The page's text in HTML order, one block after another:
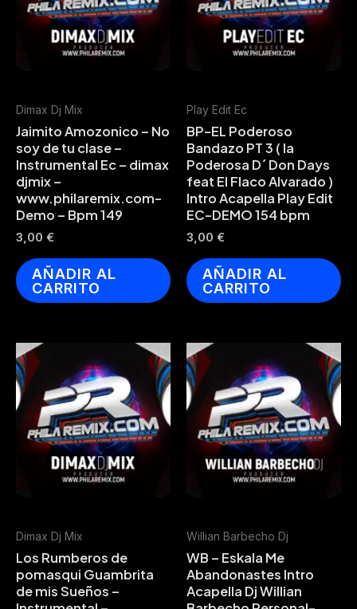
Dimax Dj Mix
Jaimito Amozonico – No
soy de tu clase –
Instrumental Ec – dimax
djmix –
www.philaremix.com-
Demo – Bpm 149
3,00 €
AÑADIR AL
CARRITO
Play Edit Ec
BP-EL Poderoso
Bandazo PT 3 ( la
Poderosa D´ Don Days
feat El Flaco Alvarado )
Intro Acapella Play Edit
EC-DEMO 154 bpm
3,00 €
AÑADIR AL
CARRITO
Dimax Dj Mix
Los Rumberos de
pomasqui Guambrita
de mis Sueños –
Willian Barbecho Dj
WB – Eskala Me
Abandonastes Intro
Acapella Dj Willian